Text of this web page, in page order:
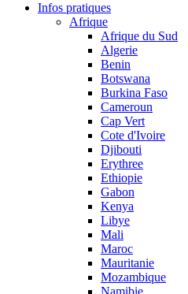
Infos pratiques
Afrique
Afrique du Sud
Algerie
Benin
Botswana
Burkina Faso
Cameroun
Cap Vert
Cote d'Ivoire
Djibouti
Erythree
Ethiopie
Gabon
Kenya
Libye
Mali
Maroc
Mauritanie
Mozambique
Namibie